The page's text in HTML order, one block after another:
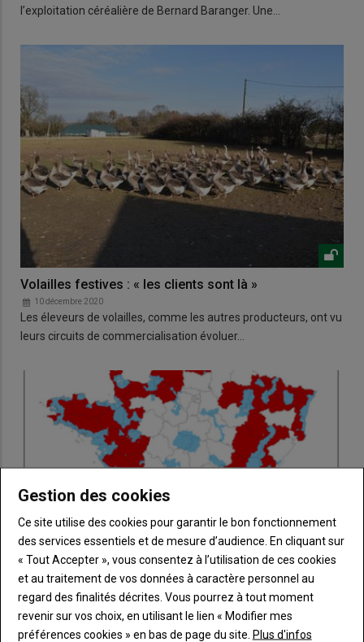
l’exploitation céréalière de Bernard Baranger. Une…
Volailles festives : « les clients sont là »
10 décembre 2020
Les éleveurs de volailles, comme les autres producteurs, ont vu
leurs circuits de commercialisation évoluer…
Influenza aviaire hautement pathogène : la France
élève à nouveau le risque
Gestion des cookies
Ce site utilise des cookies pour garantir le bon fonctionnement
des services essentiels et de mesure d’audience. En cliquant sur
« Tout Accepter », vous consentez à l’utilisation de ces cookies
et au traitement de vos données à caractère personnel au
regard des finalités décrites. Vous pourrez à tout moment
revenir sur vos choix, en utilisant le lien « Modifier mes
préférences cookies » en bas de page du site. Plus d'infos